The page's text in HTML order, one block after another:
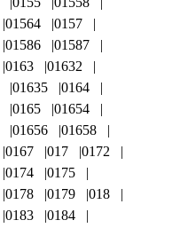
01564
0157
01586
01587
0163
01632
01635
0164
0165
01654
01656
01658
0167 017
0172
0174
0175
0178 0179
018
0183
0184